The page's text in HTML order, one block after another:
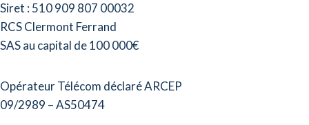
Siret : 510 909 807 00032
RCS Clermont Ferrand
SAS au capital de 100 000€
Opérateur Télécom déclaré ARCEP
09/2989 – AS50474